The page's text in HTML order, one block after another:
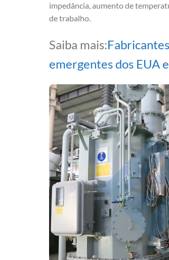
impedância, aumento de
de trabalho.
Saiba mais:
emergentes dos EUA